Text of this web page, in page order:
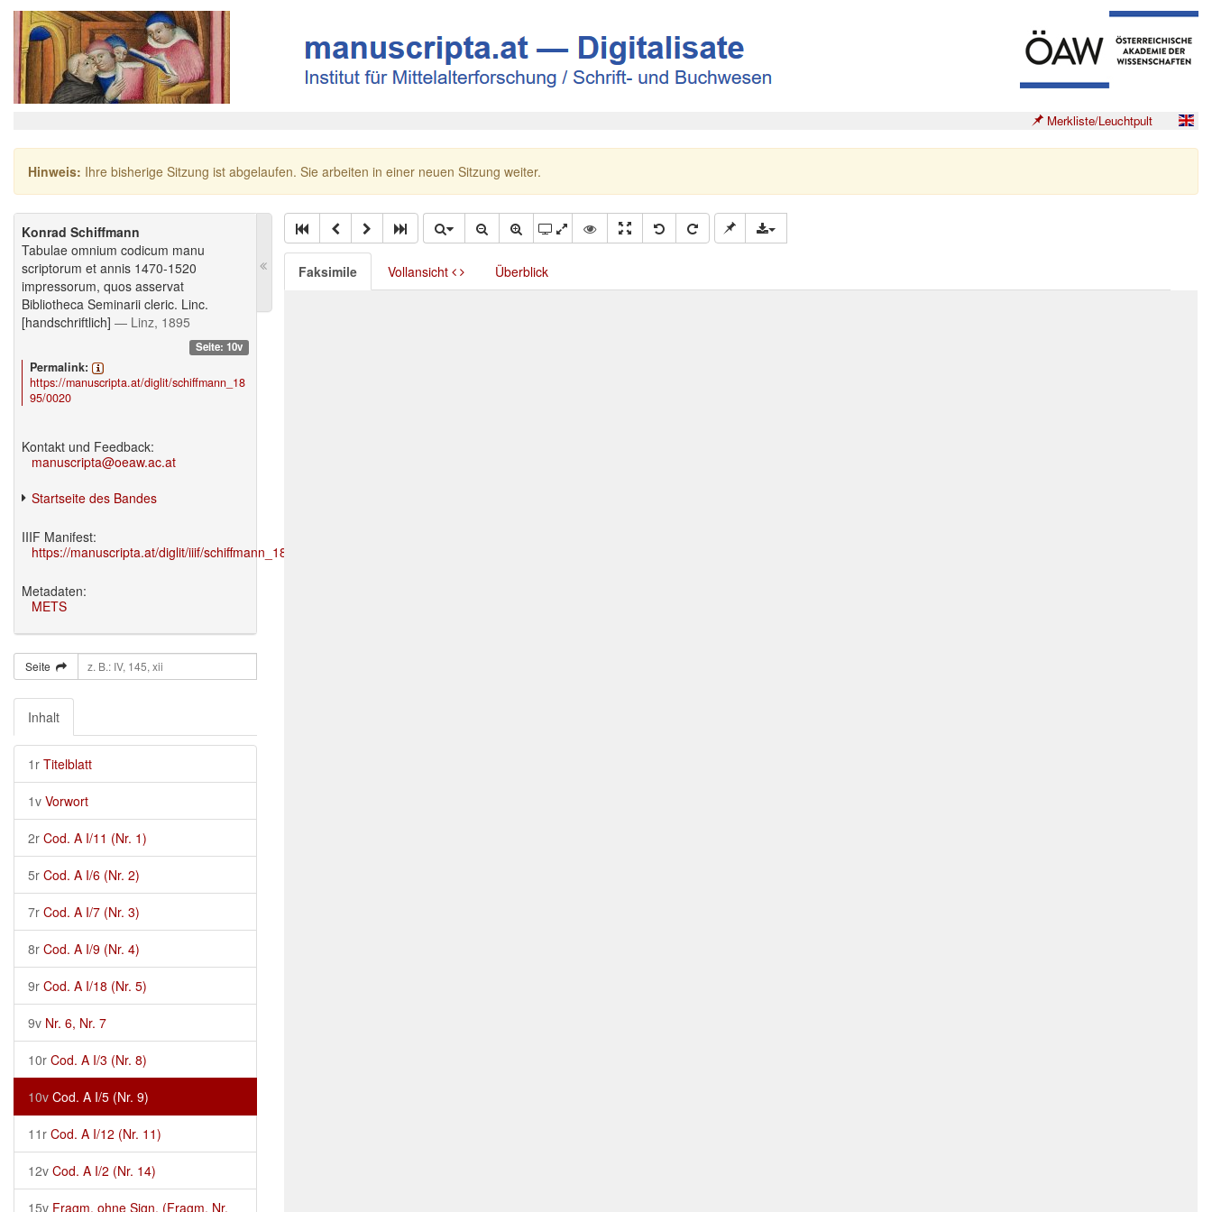
Merkliste/Leuchtpult
Hinweis: Ihre bisherige Sitzung ist abgelaufen. Sie arbeiten in einer neuen Sitzung weiter.
Konrad Schiffmann
Tabulae omnium codicum manu
scriptorum et annis 1470-1520
impressorum, quos asservat
Bibliotheca Seminarii cleric. Linc.
[handschriftlich] — Linz, 1895
Seite: 10v
Permalink:
https://manuscripta.at/diglit/schiffmann_18
95/0020
Kontakt und Feedback:
manuscripta@oeaw.ac.at
Startseite des Bandes
IIIF Manifest:
https://manuscripta.at/diglit/iiif/schiffmann_1895/manifest.json
Metadaten:
METS
Seite
Inhalt
1r Titelblatt
1v Vorwort
2r Cod. A I/11 (Nr. 1)
5r Cod. A I/6 (Nr. 2)
7r Cod. A I/7 (Nr. 3)
8r Cod. A I/9 (Nr. 4)
9r Cod. A I/18 (Nr. 5)
9v Nr. 6, Nr. 7
10r Cod. A I/3 (Nr. 8)
10v Cod. A I/5 (Nr. 9)
11r Cod. A I/12 (Nr. 11)
12v Cod. A I/2 (Nr. 14)
15v Fragm. ohne Sign. (Fragm. Nr.
Faksimile Vollansicht Überblick